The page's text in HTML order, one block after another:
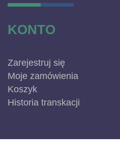
KONTO
Zarejestruj się
Moje zamówienia
Koszyk
Historia transkacji